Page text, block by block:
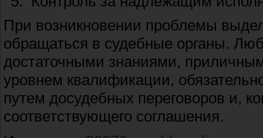
При возникновении проблемы
обращаться в судебные органы.
достаточными знаниями,
уровнем квалификации,
путем досудебных переговоров и,
соответствующего соглашения.